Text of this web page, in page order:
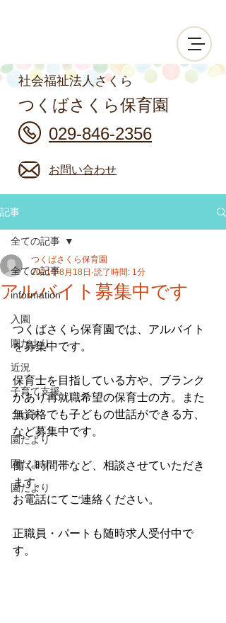
つくばさくら保育園
029-846-2356
お問い合わせ
社会福祉法人さくら
記事
全ての記事
information
入園
園だより
近況
子育て支援
コロナ
園だより
園だより
園だより
全ての記事
アルバイト募集中です
つくばさくら保育園
2021年8月18日 読了時間: 1分
つくばさくら保育園では、アルバイト
を募集中です。
保育士を目指している方や、ブランク
があり再就職希望の保育士の方。また
無資格でも子どもの世話ができる方、
など募集中です。
働く時間帯など、相談させていただき
ます。
お電話にてご連絡ください。
正職員・パートも随時求人受付中で
す。